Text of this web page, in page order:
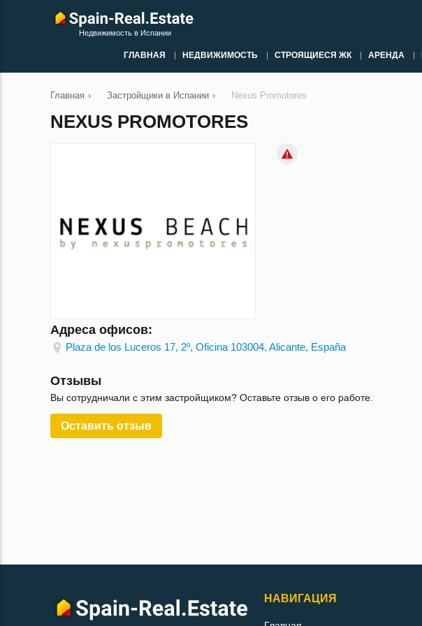
Недвижимость в Испании
ГЛАВНАЯ НЕДВИЖИМОСТЬ СТРОЯЩИЕСЯ ЖК АРЕНДА
Главная › Застройщики в Испании › Nexus Promotores
NEXUS PROMOTORES
Адреса офисов:
Plaza de los Luceros 17, 2º, Oficina 103004, Alicante, España
Отзывы
Вы сотрудничали с этим застройщиком? Оставьте отзыв о его работе.
Оставить отзыв
НАВИГАЦИЯ